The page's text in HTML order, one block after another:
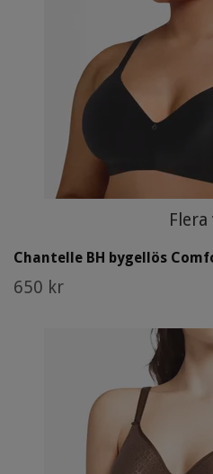
Flera
Chantelle BH bygellös
650 kr